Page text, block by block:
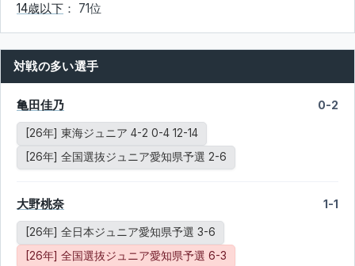
14歳以下 ： 71位
対戦の多い選手
亀田佳乃 0-2
[26年] 東海ジュニア 4-2 0-4 12-14
[26年] 全国選抜ジュニア愛知県予選 2-6
大野桃奈 1-1
[26年] 全日本ジュニア愛知県予選 3-6
[26年] 全国選抜ジュニア愛知県予選 6-3